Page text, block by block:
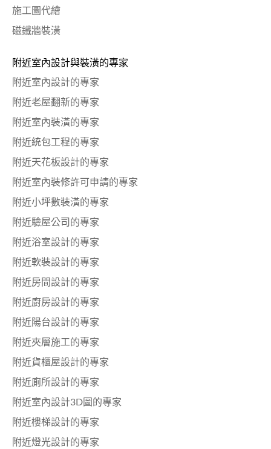
施工圖代繪
磁鐵牆裝潢
附近室內設計與裝潢的專家
附近室內設計的專家
附近老屋翻新的專家
附近室內裝潢的專家
附近統包工程的專家
附近天花板設計的專家
附近室內裝修許可申請的專家
附近小坪數裝潢的專家
附近驗屋公司的專家
附近浴室設計的專家
附近軟裝設計的專家
附近房間設計的專家
附近廚房設計的專家
附近陽台設計的專家
附近夾層施工的專家
附近貨櫃屋設計的專家
附近廁所設計的專家
附近室內設計3D圖的專家
附近樓梯設計的專家
附近燈光設計的專家